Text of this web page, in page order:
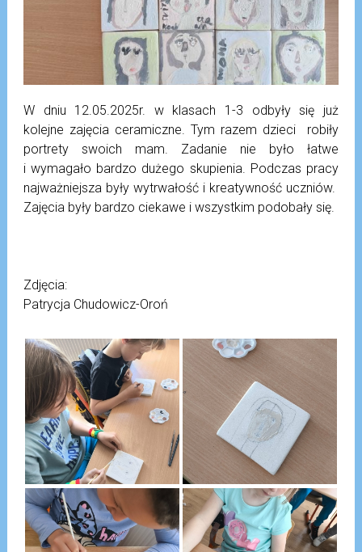
W dniu 12.05.2025r. w klasach 1-3 odbyły się już
kolejne zajęcia ceramiczne. Tym razem dzieci robiły
portrety swoich mam. Zadanie nie było łatwe
i wymagało bardzo dużego skupienia. Podczas pracy
najważniejsza były wytrwałość i kreatywność uczniów.
Zajęcia były bardzo ciekawe i wszystkim podobały się.
Zdjęcia:
Patrycja Chudowicz-Oroń